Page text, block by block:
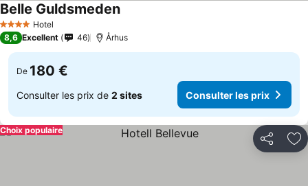
4 Étoiles Hotel
Belle GuldsmedenConsulter les prix
8,6 Excellent 46 Århus
De 180 €
Consulter les prix de 2 sites Consulter les prix
Partager
Choix populaire